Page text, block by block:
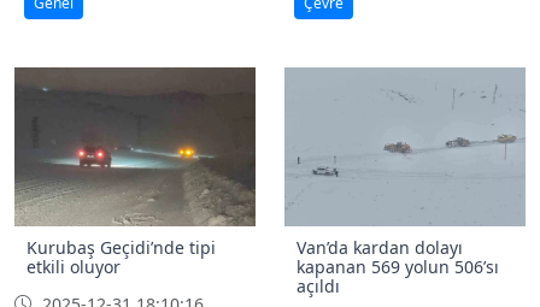
Kurubaş Geçidi’nde tipi
etkili oluyor
Van’da kardan dolayı
kapanan 569 yolun 506’sı
açıldı